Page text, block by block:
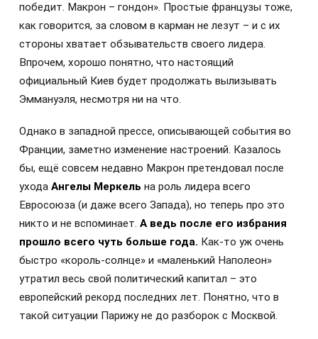
победит. Макрон – гондон». Простые французы тоже,
как говорится, за словом в карман не лезут – и с их
стороны хватает обзывательств своего лидера.
Впрочем, хорошо понятно, что настоящий
официальный Киев будет продолжать вылизывать
Эммануэля, несмотря ни на что.
Однако в западной прессе, описывающей события во
Франции, заметно изменение настроений. Казалось
бы, ещё совсем недавно Макрон претендовал после
ухода Ангелы Меркель на роль лидера всего
Евросоюза (и даже всего Запада), но теперь про это
никто и не вспоминает. А ведь после его избрания
прошло всего чуть больше года. Как-то уж очень
быстро «король-солнце» и «маленький Наполеон»
утратил весь свой политический капитал – это
европейский рекорд последних лет. Понятно, что в
такой ситуации Парижу не до разборок с Москвой.